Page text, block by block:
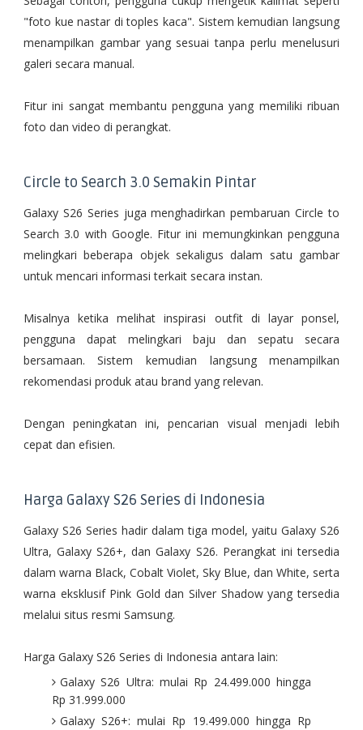
"foto kue nastar di toples kaca". Sistem kemudian langsung
menampilkan gambar yang sesuai tanpa perlu menelusuri
galeri secara manual.
Fitur ini sangat membantu pengguna yang memiliki ribuan
foto dan video di perangkat.
Circle to Search 3.0 Semakin Pintar
Galaxy S26 Series juga menghadirkan pembaruan Circle to
Search 3.0 with Google. Fitur ini memungkinkan pengguna
melingkari beberapa objek sekaligus dalam satu gambar
untuk mencari informasi terkait secara instan.
Misalnya ketika melihat inspirasi outfit di layar ponsel,
pengguna dapat melingkari baju dan sepatu secara
bersamaan. Sistem kemudian langsung menampilkan
rekomendasi produk atau brand yang relevan.
Dengan peningkatan ini, pencarian visual menjadi lebih
cepat dan efisien.
Harga Galaxy S26 Series di Indonesia
Galaxy S26 Series hadir dalam tiga model, yaitu Galaxy S26
Ultra, Galaxy S26+, dan Galaxy S26. Perangkat ini tersedia
dalam warna Black, Cobalt Violet, Sky Blue, dan White, serta
warna eksklusif Pink Gold dan Silver Shadow yang tersedia
melalui situs resmi Samsung.
Harga Galaxy S26 Series di Indonesia antara lain:
Galaxy S26 Ultra: mulai Rp 24.499.000 hingga
Rp 31.999.000
Galaxy S26+: mulai Rp 19.499.000 hingga Rp